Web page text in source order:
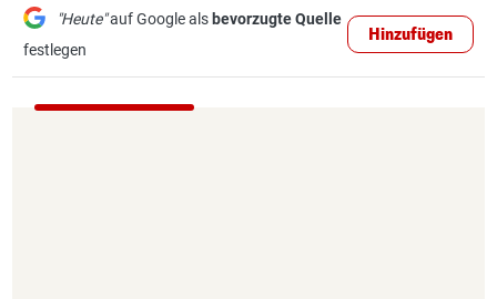
"Heute"auf Google als bevorzugte Quelle
festlegen
Hinzufügen